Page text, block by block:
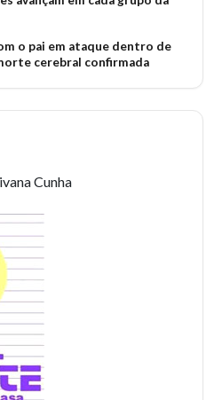
o pai em ataque dentro de
cerebral confirmada